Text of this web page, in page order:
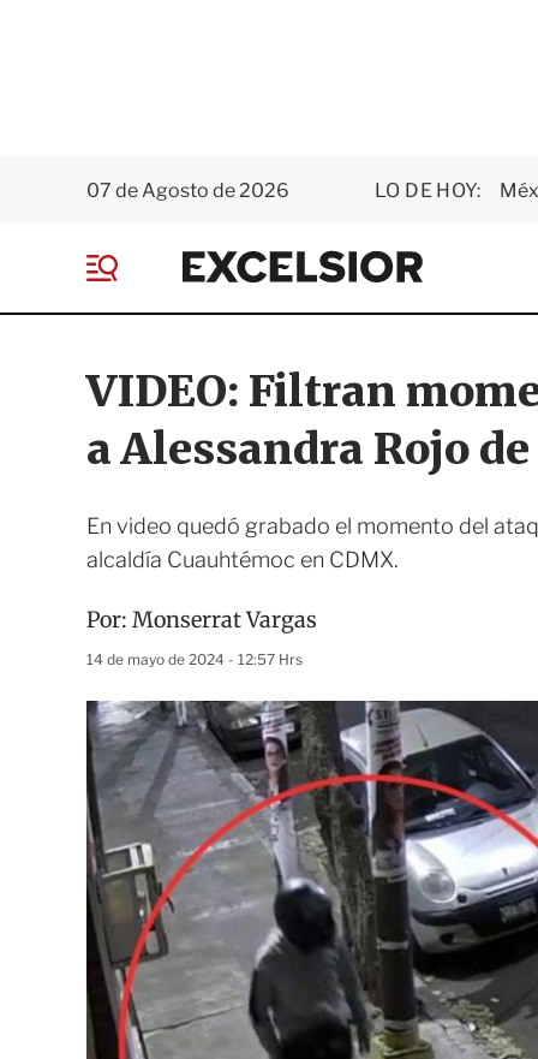
07 de Agosto de 2026 LO DE HOY:
E
x
e
i
o
e
VIDEO: Filtran
a Alessandra Rojo
En video quedó grabado el momento del
alcaldía Cuauhtémoc en CDMX.
Por: Monserrat Vargas
14 de mayo de 2024 - 12:57 Hrs